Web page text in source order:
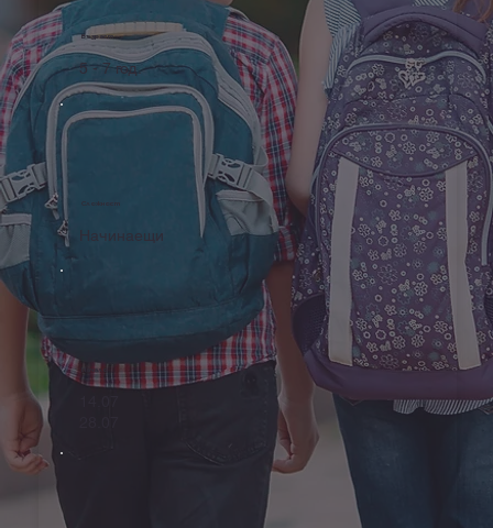
Възраст
5 - 7 год.
Сложност
Начинаещи
Начало